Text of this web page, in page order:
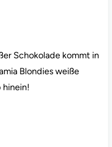
Schokolade kommt in
Blondies weiße
hinein!